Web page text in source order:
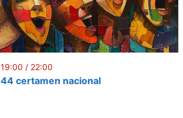
44 certamen nacional
19:00 / 22:00